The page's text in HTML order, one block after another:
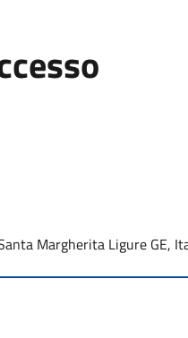
Margherita Ligure GE,